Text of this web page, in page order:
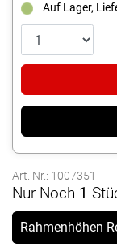
Auf Lager,
Art. Nr.: 1007351
Nur Noch 1
Rahmenhöhen